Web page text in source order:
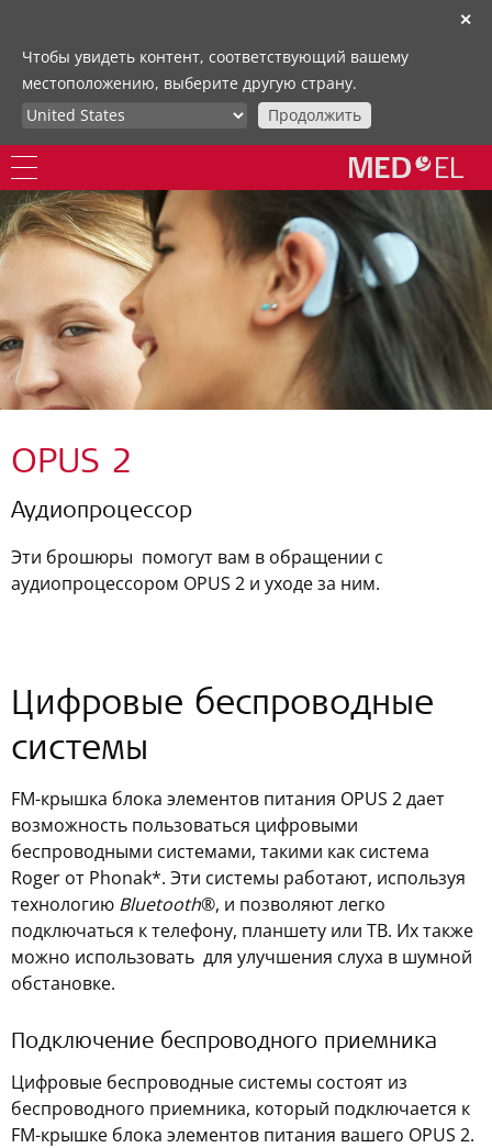
✕
Чтобы увидеть контент, соответствующий вашему
местоположению, выберите другую страну.
Продолжить
OPUS 2
Аудиопроцессор
Эти брошюры помогут вам в обращении с
аудиопроцессором OPUS 2 и уходе за ним.
Цифровые беспроводные
системы
FM-крышка блока элементов питания OPUS 2 дает
возможность пользоваться цифровыми
беспроводными системами, такими как система
Roger от Phonak*. Эти системы работают, используя
технологию Bluetooth®, и позволяют легко
подключаться к телефону, планшету или ТВ. Их также
можно использовать для улучшения слуха в шумной
обстановке.
Подключение беспроводного приемника
Цифровые беспроводные системы состоят из
беспроводного приемника, который подключается к
FM-крышке блока элементов питания вашего OPUS 2.